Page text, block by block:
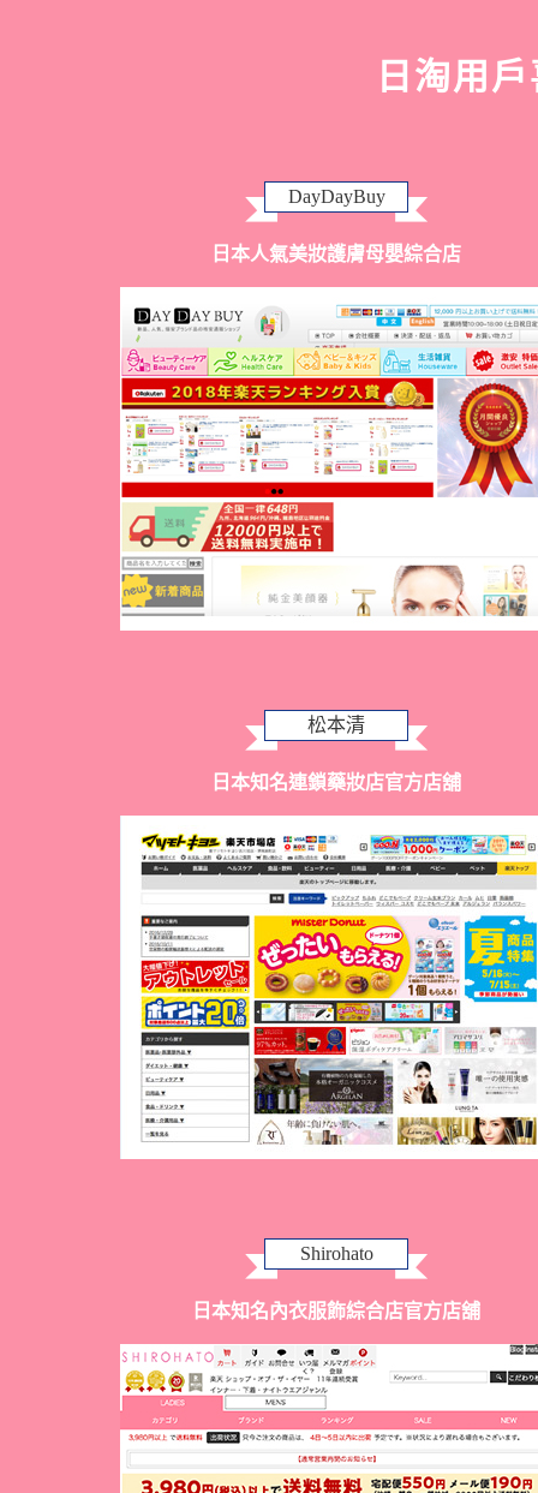
日淘用
DayDayBuy
日本人氣美妝護膚母嬰綜合店
松本清
日本知名連鎖藥妝店官方店舖
Shirohato
日本知名內衣服飾綜合店官方店舖